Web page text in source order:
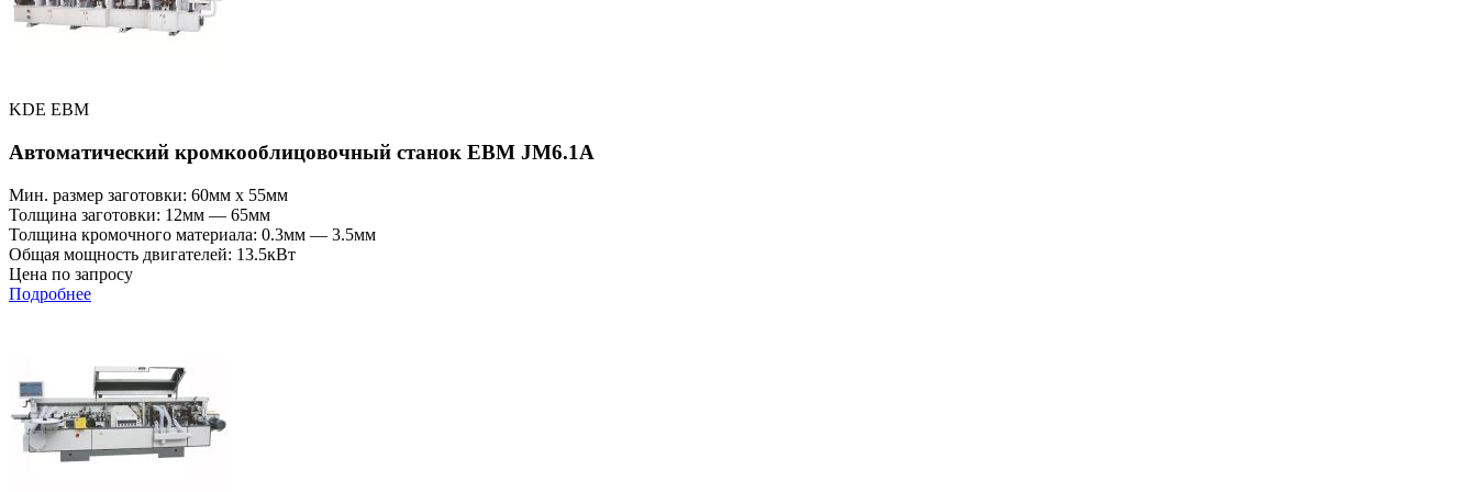
KDE EBM
Автоматический кромкооблицовочный станок EBM JM6.1А
Мин. размер заготовки: 60мм x 55мм
Толщина заготовки: 12мм — 65мм
Толщина кромочного материала: 0.3мм — 3.5мм
Общая мощность двигателей: 13.5кВт
Цена по запросу
Подробнее